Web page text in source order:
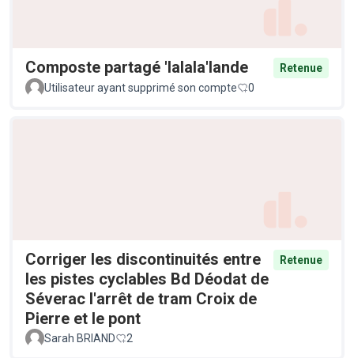
Composte partagé 'lalala'lande
Retenue
Utilisateur ayant supprimé son compte
0
Corriger les discontinuités entre
les pistes cyclables Bd Déodat de
Séverac l'arrêt de tram Croix de
Pierre et le pont
Retenue
Sarah BRIAND 2